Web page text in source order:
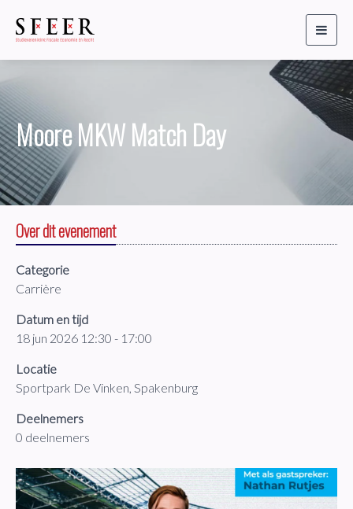
Toggle
Moore MKW Match Day
Over dit evenement
Categorie
Carrière
Datum en tijd
18 jun 2026 12:30 - 17:00
Locatie
Sportpark De Vinken, Spakenburg
Deelnemers
0 deelnemers